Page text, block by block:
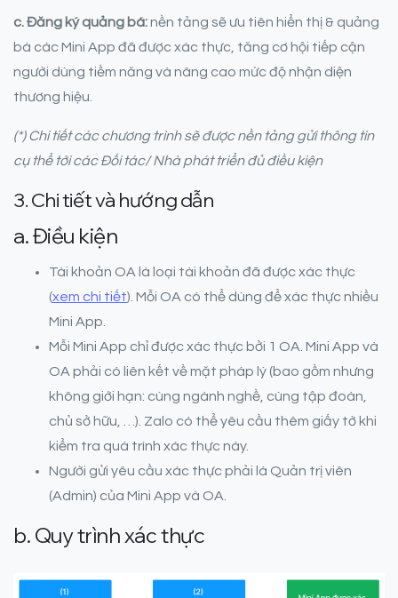
c. Đăng ký quảng bá:nền tảng sẽ ưu tiên hiển thị & quảng
bá các Mini App đã được xác thực, tăng cơ hội tiếp cận
người dùng tiềm năng và nâng cao mức độ nhận diện
thương hiệu.
(*) Chi tiết các chương trình sẽ được nền tảng gửi thông tin
cụ thể tới các Đối tác/ Nhà phát triển đủ điều kiện
3. Chi tiết và hướng dẫn
a. Điều kiện
Tài khoản OA là loại tài khoản đã được xác thực
(xem chi tiết). Mỗi OA có thể dùng để xác thực nhiều
Mini App.
Mỗi Mini App chỉ được xác thực bởi 1 OA. Mini App và
OA phải có liên kết về mặt pháp lý (bao gồm nhưng
không giới hạn: cùng ngành nghề, cùng tập đoàn,
chủ sở hữu, …). Zalo có thể yêu cầu thêm giấy tờ khi
kiểm tra quá trình xác thực này.
Người gửi yêu cầu xác thực phải là Quản trị viên
(Admin) của Mini App và OA.
b. Quy trình xác thực